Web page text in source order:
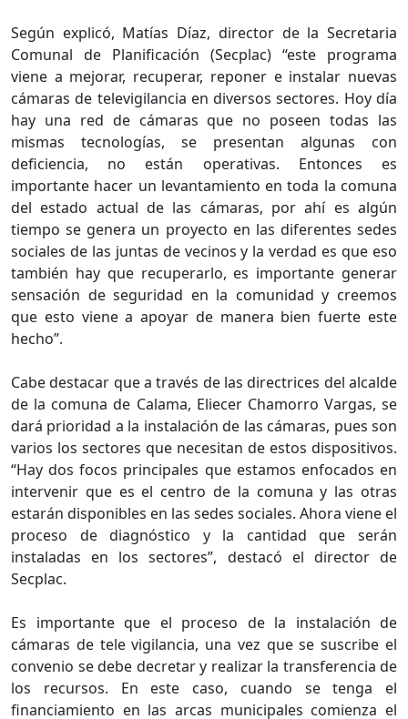
Según explicó, Matías Díaz, director de la Secretaria
Comunal de Planificación (Secplac) “este programa
viene a mejorar, recuperar, reponer e instalar nuevas
cámaras de televigilancia en diversos sectores. Hoy día
hay una red de cámaras que no poseen todas las
mismas tecnologías, se presentan algunas con
deficiencia, no están operativas. Entonces es
importante hacer un levantamiento en toda la comuna
del estado actual de las cámaras, por ahí es algún
tiempo se genera un proyecto en las diferentes sedes
sociales de las juntas de vecinos y la verdad es que eso
también hay que recuperarlo, es importante generar
sensación de seguridad en la comunidad y creemos
que esto viene a apoyar de manera bien fuerte este
hecho”.
Cabe destacar que a través de las directrices del alcalde
de la comuna de Calama, Eliecer Chamorro Vargas, se
dará prioridad a la instalación de las cámaras, pues son
varios los sectores que necesitan de estos dispositivos.
“Hay dos focos principales que estamos enfocados en
intervenir que es el centro de la comuna y las otras
estarán disponibles en las sedes sociales. Ahora viene el
proceso de diagnóstico y la cantidad que serán
instaladas en los sectores”, destacó el director de
Secplac.
Es importante que el proceso de la instalación de
cámaras de tele vigilancia, una vez que se suscribe el
convenio se debe decretar y realizar la transferencia de
los recursos. En este caso, cuando se tenga el
financiamiento en las arcas municipales comienza el